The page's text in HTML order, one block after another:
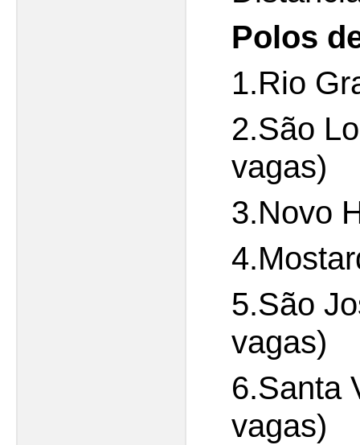
Polos
1.Rio
2.São
vagas)
3.Novo
5.São
vagas)
6.Santa
vagas)